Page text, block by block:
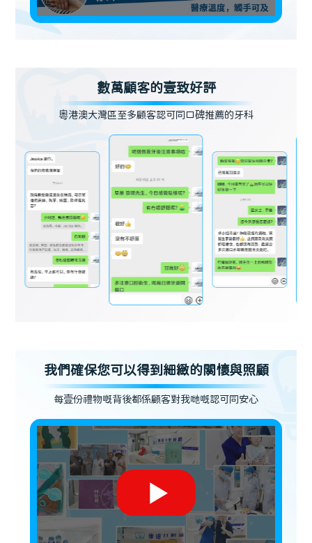
數萬顧客的壹致好評
粵港澳大灣區至多顧客認可同口碑推薦的牙科
我們確保您可以得到細緻的關懷與照顧
每壹份禮物嘅背後都係顧客對我哋嘅認可同安心